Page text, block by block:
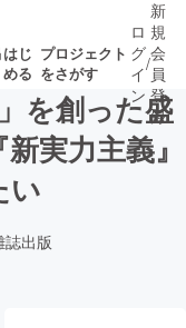
はじ
める
プロジェクト
をさがす
が近いプ
ロ
グ
イ
ン
/
新
規
会
員
登
録
を創った盛
実力主義』
い
誌出版